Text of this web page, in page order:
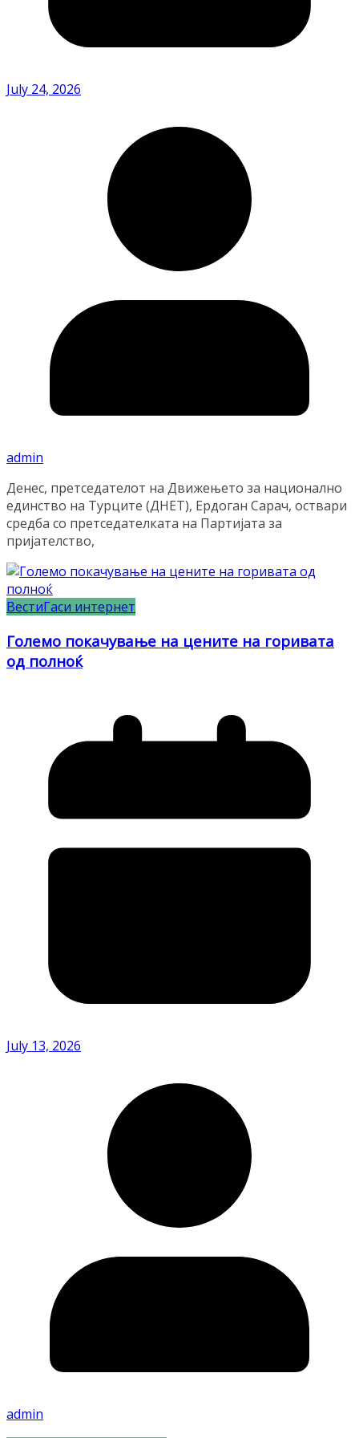
July 24, 2026
admin
Денес, претседателот на Движењето за национално
единство на Турците (ДНЕТ), Ердоган Сарач, оствари
средба со претседателката на Партијата за
пријателство,
ВестиГаси интернет
Големо покачување на цените на горивата
од полноќ
July 13, 2026
admin